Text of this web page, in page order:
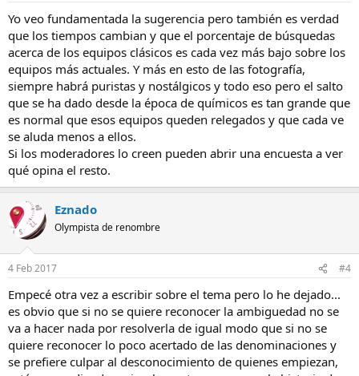
Yo veo fundamentada la sugerencia pero también es verdad
que los tiempos cambian y que el porcentaje de búsquedas
acerca de los equipos clásicos es cada vez más bajo sobre los
equipos más actuales. Y más en esto de las fotografía,
siempre habrá puristas y nostálgicos y todo eso pero el salto
que se ha dado desde la época de químicos es tan grande que
es normal que esos equipos queden relegados y que cada ve
se aluda menos a ellos.
Si los moderadores lo creen pueden abrir una encuesta a ver
qué opina el resto.
Eznado
Olympista de renombre
4 Feb 2017 #4
Empecé otra vez a escribir sobre el tema pero lo he dejado...
es obvio que si no se quiere reconocer la ambiguedad no se
va a hacer nada por resolverla de igual modo que si no se
quiere reconocer lo poco acertado de las denominaciones y
se prefiere culpar al desconocimiento de quienes empiezan,